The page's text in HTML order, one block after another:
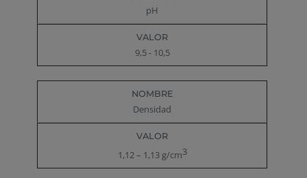
pH
9,5 - 10,5
Densidad
1,12 – 1,13 g/cm3